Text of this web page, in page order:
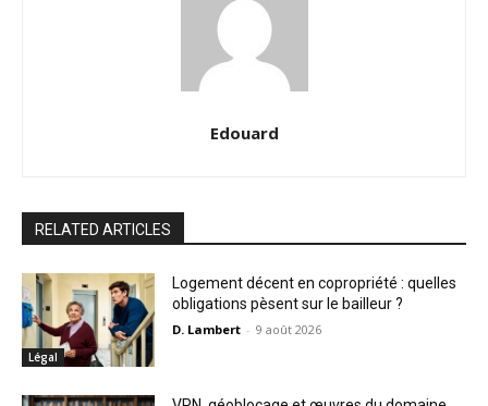
Edouard
RELATED ARTICLES
Légal
Logement décent en copropriété : quelles
obligations pèsent sur le bailleur ?
D. Lambert - 9 août 2026